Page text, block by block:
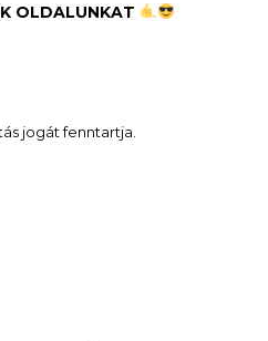
OLDALUNKAT
jogát fenntartja.